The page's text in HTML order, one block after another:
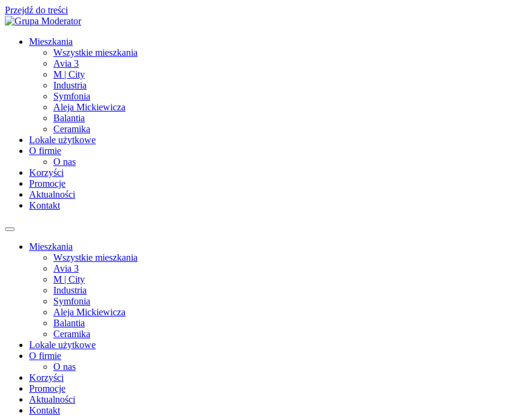
Przejdź do treści
Mieszkania
Wszystkie mieszkania
Avia 3
M | City
Industria
Symfonia
Aleja Mickiewicza
Balantia
Ceramika
Lokale użytkowe
O firmie
O nas
Korzyści
Promocje
Aktualności
Kontakt
Mieszkania
Wszystkie mieszkania
Avia 3
M | City
Industria
Symfonia
Aleja Mickiewicza
Balantia
Ceramika
Lokale użytkowe
O firmie
O nas
Korzyści
Promocje
Aktualności
Kontakt